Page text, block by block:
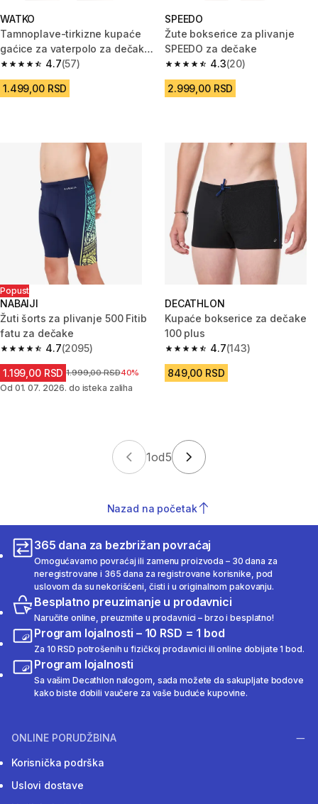
WATKO
Tamnoplave-tirkizne kupaće
gaćice za vaterpolo za dečake
500 SHARK4.7
4.7 od 5 zvezdica from 57 Recenzije
(57)
1.499,00 RSD
SPEEDO
Žute bokserice za plivanje
SPEEDO za dečake
4.3
4.3 od 5 zvezdica from 20
(20)
2.999,00 RSD
Popust
NABAIJI
Žuti šorts za plivanje 500 Fitib
fatu za dečake
4.7
4.7 od 5 zvezdica from 2095 Recenzije
(2095)
1.199,00 RSD Cena pre sniženja
1.999,00 RSD40%
Od 01. 07. 2026. do isteka zaliha
DECATHLON
Kupaće bokserice za dečake
100 plus
4.7
4.7 od 5 zvezdica from 143
(143)
849,00 RSD
1od5
Nazad na početak
365 dana za bezbrižan povraćaj
Omogućavamo povraćaj ili zamenu proizvoda – 30 dana za
neregistrovane i 365 dana za registrovane korisnike, pod
uslovom da su nekorišćeni, čisti i u originalnom pakovanju.
Besplatno preuzimanje u prodavnici
Naručite online, preuzmite u prodavnici – brzo i besplatno!
Program lojalnosti – 10 RSD = 1 bod
Za 10 RSD potrošenih u fizičkoj prodavnici ili online dobijate 1 bod.
Program lojalnosti
Sa vašim Decathlon nalogom, sada možete da sakupljate bodove
kako biste dobili vaučere za vaše buduće kupovine.
ONLINE PORUDŽBINA
Korisnička podrška
Uslovi dostave